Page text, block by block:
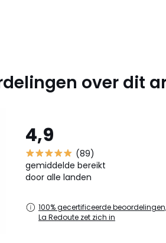
over dit
4,9
(89)
gemiddelde bereikt
door alle landen
100% gecertificeerde beoordelingen,
La Redoute zet zich in